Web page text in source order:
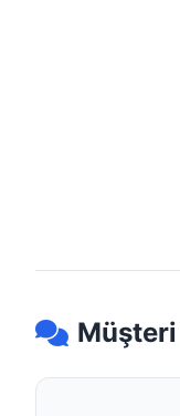
Müşteri